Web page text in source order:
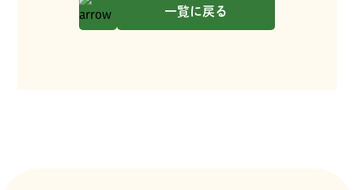
一覧に戻る